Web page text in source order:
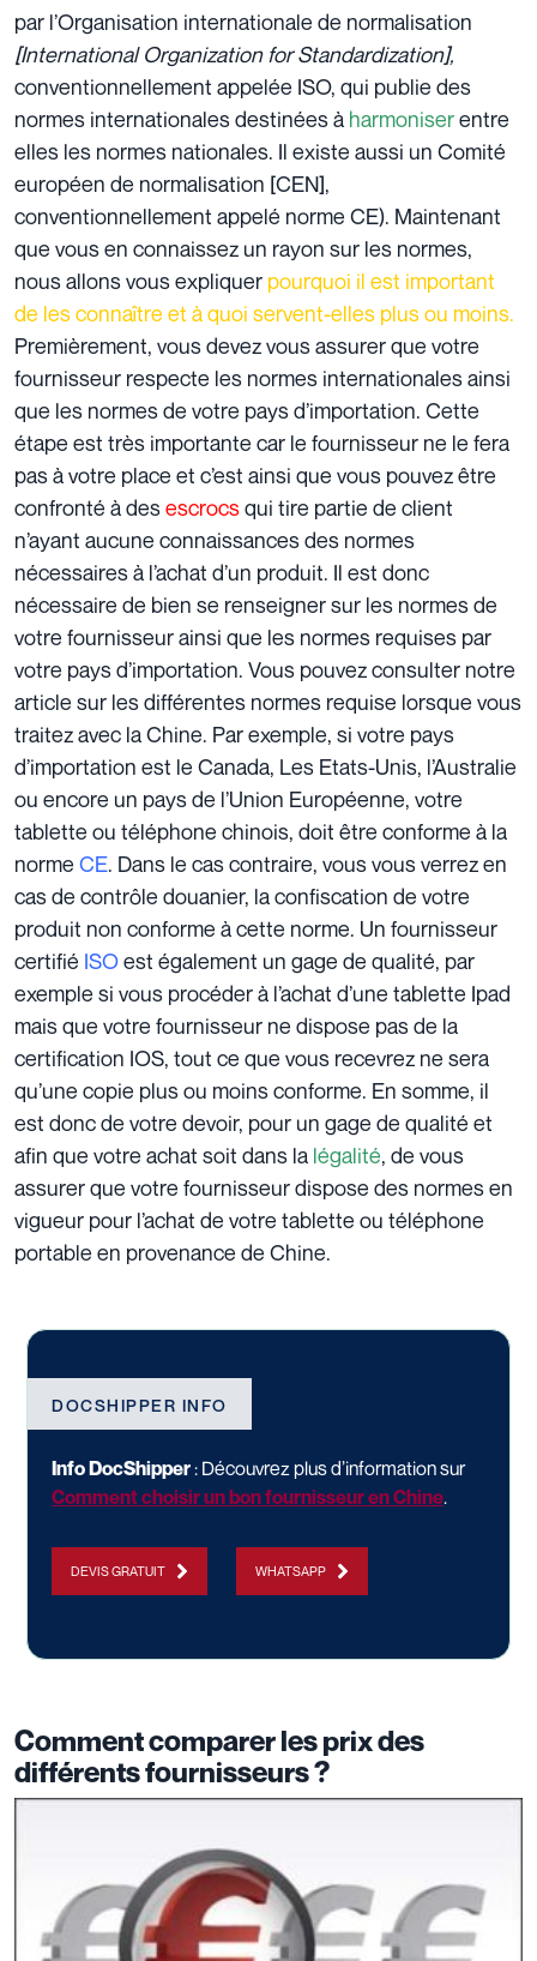
par l’Organisation internationale de normalisation
[International Organization for Standardization],
conventionnellement appelée ISO, qui publie des
normes internationales destinées à harmoniserentre
elles les normes nationales. Il existe aussi un Comité
européen de normalisation [CEN],
conventionnellement appelé norme CE). Maintenant
que vous en connaissez un rayon sur les normes,
nous allons vous expliquer pourquoi il est important
de les connaître et à quoi servent-elles plus ou moins.
Premièrement, vous devez vous assurer que votre
fournisseur respecte les normes internationalesainsi
que les normes de votre pays d’importation. Cette
étape est très importante car le fournisseur ne le fera
pas à votre place et c’est ainsi que vous pouvez être
confronté à desescrocsqui tire partie de client
n’ayant aucune connaissances des normes
nécessaires à l’achat d’un produit. Il est donc
nécessaire de bien se renseigner sur les normes de
votre fournisseur ainsi que les normes requises par
votre pays d’importation. Vous pouvez consulter notre
article sur les différentes normes requise lorsque vous
traitez avec la Chine. Par exemple, si votre pays
d’importation est le Canada, Les Etats-Unis, l’Australie
ou encore un pays de l’Union Européenne, votre
tablette ou téléphone chinois, doit être conforme à la
norme CE. Dans le cas contraire, vous vous verrez en
cas de contrôle douanier, la confiscation de votre
produit non conforme à cette norme. Un fournisseur
certifié ISOest également un gage de qualité, par
exemple si vous procéder à l’achat d’une tablette Ipad
mais que votre fournisseur ne dispose pas de la
certification IOS, tout ce que vous recevrez ne sera
qu’une copie plus ou moins conforme. En somme, il
est donc de votre devoir, pour un gage de qualité et
afin que votre achat soit dans la légalité, de vous
assurer que votre fournisseur dispose des normes en
vigueur pour l’achat de votre tablette ou téléphone
portable en provenance de Chine.
DOCSHIPPER INFO
Info DocShipper: Découvrez plus d’information sur
Comment choisir un bon fournisseur en Chine.
DEVIS GRATUIT WHATSAPP
Comment comparer les prix des
différents fournisseurs ?